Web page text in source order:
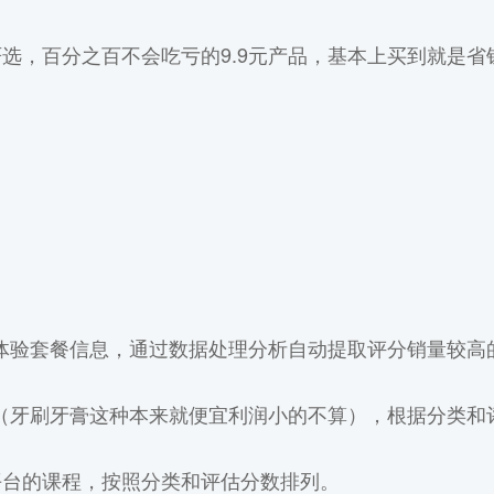
，百分之百不会吃亏的9.9元产品，基本上买到就是省
套餐信息，通过数据处理分析自动提取评分销量较高
刷牙膏这种本来就便宜利润小的不算），根据分类和
的课程，按照分类和评估分数排列。